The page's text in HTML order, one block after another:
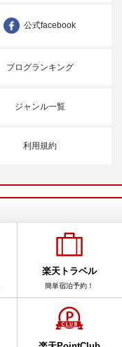
公式facebook
ブログランキング
ジャンル一覧
利用規約
楽天トラベル
簡単宿泊予約！